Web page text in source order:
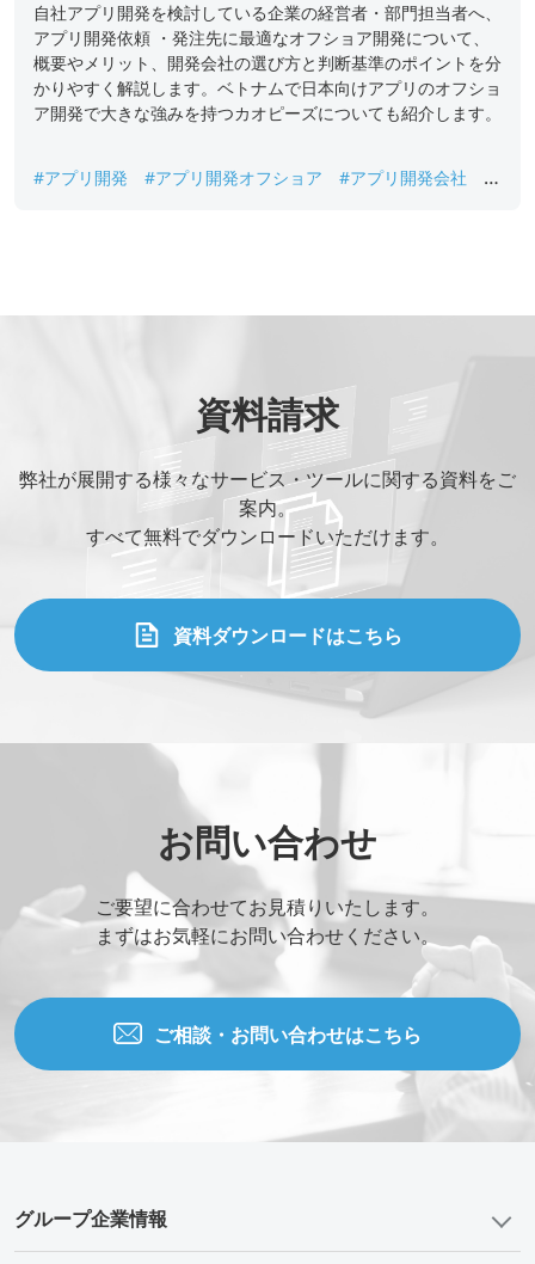
自社アプリ開発を検討している企業の経営者・部門担当者へ、
アプリ開発依頼 ・発注先に最適なオフショア開発について、
概要やメリット、開発会社の選び方と判断基準のポイントを分
かりやすく解説します。ベトナムで日本向けアプリのオフショ
ア開発で大きな強みを持つカオピーズについても紹介します。
#アプリ開発 #アプリ開発オフショア #アプリ開発会社
#
資料請求
弊社が展開する様々なサービス・ツールに関する資料をご
案内。
すべて無料でダウンロードいただけます。
資料ダウンロードはこちら
お問い合わせ
ご要望に合わせてお見積りいたします。
まずはお気軽にお問い合わせください。
ご相談・お問い合わせはこちら
グループ企業情報